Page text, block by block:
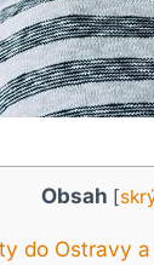
Obsah [
do Ostravy